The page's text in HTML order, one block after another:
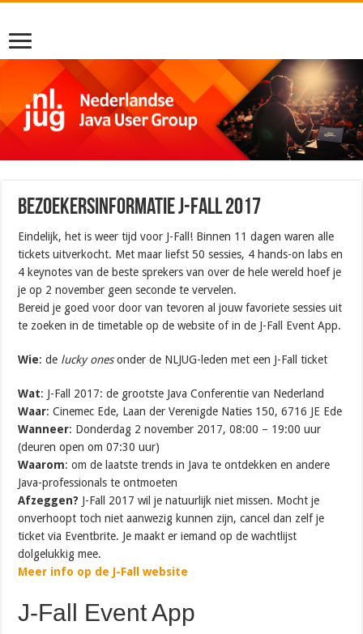
Bezoekersinformatie J-Fall 2017
Eindelijk, het is weer tijd voor J-Fall! Binnen 11 dagen waren alle
tickets uitverkocht. Met maar liefst 50 sessies, 4 hands-on labs en
4 keynotes van de beste sprekers van over de hele wereld hoef je
je op 2 november geen seconde te vervelen.
Bereid je goed voor door van tevoren al jouw favoriete sessies uit
te zoeken in de timetable op de website of in de J-Fall Event App.
Wie: de lucky onesonder de NLJUG-leden met een J-Fall ticket
Wat: J-Fall 2017: de grootste Java Conferentie van Nederland
Waar: Cinemec Ede, Laan der Verenigde Naties 150, 6716 JE Ede
Wanneer: Donderdag 2 november 2017, 08:00 – 19:00 uur
(deuren open om 07:30 uur)
Waarom: om de laatste trends in Java te ontdekken en andere
Java-professionals te ontmoeten
Afzeggen? J-Fall 2017 wil je natuurlijk niet missen. Mocht je
onverhoopt toch niet aanwezig kunnen zijn, cancel dan zelf je
ticket via Eventbrite. Je maakt er iemand op de wachtlijst
dolgelukkig mee.
Meer info op de J-Fall website
J-Fall Event App